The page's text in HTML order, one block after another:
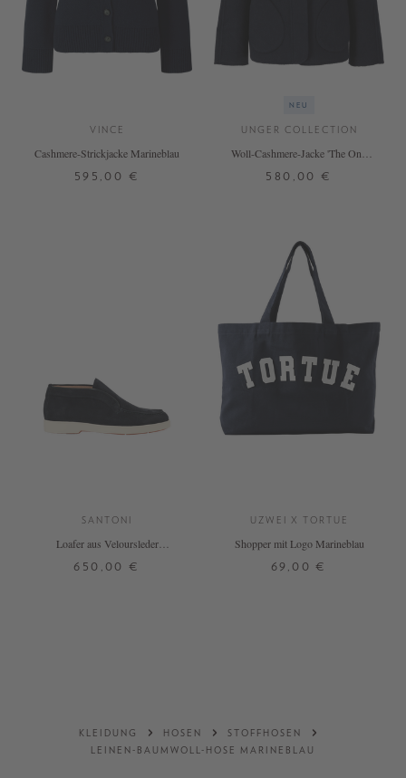
VINCE
Cashmere-Strickjacke Marineblau
595,00 €
NEU
UNGER COLLECTION
Woll-Cashmere-Jacke 'The One'
580,00 €
+ WEITERE FARBEN
DETAILS
SANTONI
Loafer aus Veloursleder
650,00 €
UZWEI X TORTUE
Shopper mit Logo Marineblau
69,00 €
KLEIDUNG HOSEN
STOFFHOSEN
LEINEN-BAUMWOLL-HOSE MARINEBLAU